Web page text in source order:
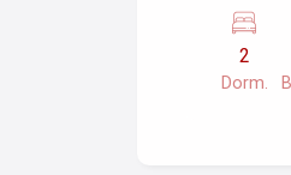
-
Campos/SP Para mais informações ou
agendar
2
Dorm.